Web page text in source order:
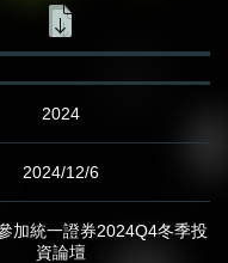
2024
2024/12/6
加統一證券2024Q4冬季投
資論壇